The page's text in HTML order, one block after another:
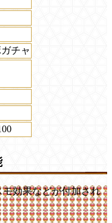
チャ
効果などが付加され